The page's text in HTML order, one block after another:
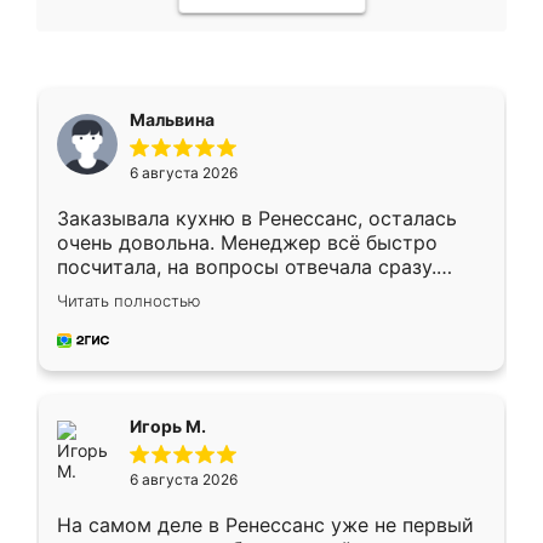
Мальвина
6 августа 2026
Заказывала кухню в Ренессанс, осталась
очень довольна. Менеджер всё быстро
посчитала, на вопросы отвечала сразу.
Замерщик приехал в субботу, подошёл к
делу со всей ответственностью. Собрали
за день, ребята работали аккуратно, даже
Читать полностью
Игорь М.
6 августа 2026
На самом деле в Ренессанс уже не первый